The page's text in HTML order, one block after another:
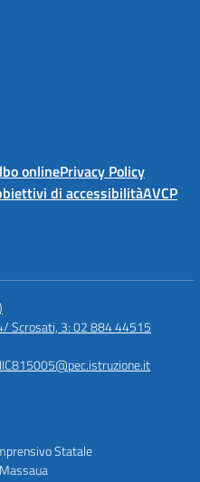
onlinePrivacy Policy
di accessibilitàAVCP
Scrosati, 3: 02 884 44515
Statale